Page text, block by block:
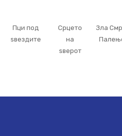
Пци под
ѕвездите
Срцето
на
ѕверот
Зла